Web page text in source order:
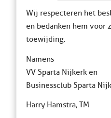
Wij respecteren het
en bedanken hem voor
toewijding.
Namens
VV Sparta Nijkerk en
Businessclub Sparta
Harry Hamstra, TM